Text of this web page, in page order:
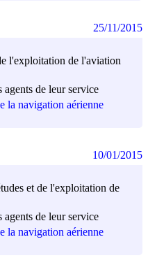
l'exploitation de l'aviation
agents de leur service
la navigation aérienne
25/11/2015
et de l'exploitation de
agents de leur service
la navigation aérienne
10/01/2015